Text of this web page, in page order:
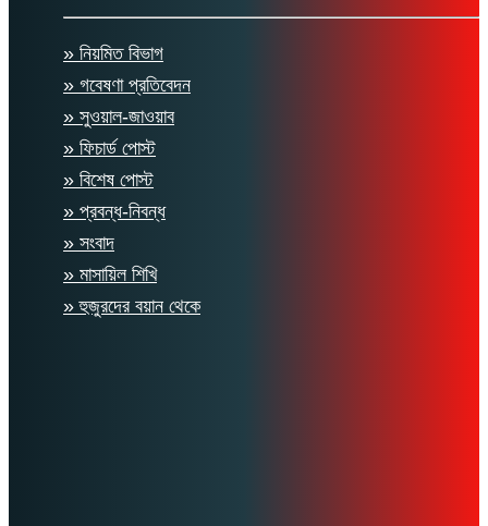
» নিয়মিত বিভাগ
» গবেষণা প্রতিবেদন
» সুওয়াল-জাওয়াব
» ফিচার্ড পোস্ট
» বিশেষ পোস্ট
» প্রবন্ধ-নিবন্ধ
» সংবাদ
» মাসায়িল শিখি
» হুজুরদের বয়ান থেকে